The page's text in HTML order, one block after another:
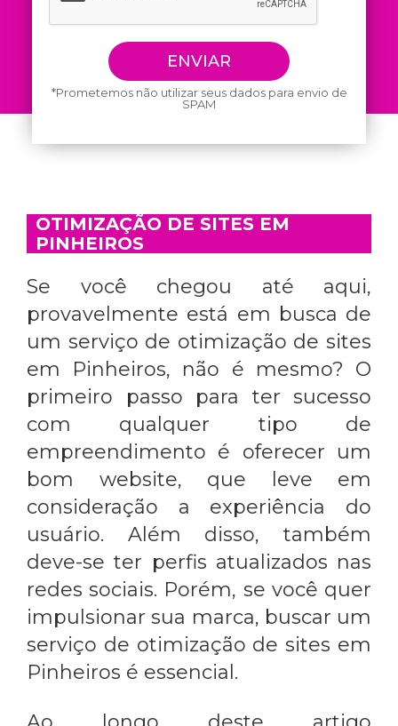
*Prometemos não utilizar seus dados para envio de
SPAM
OTIMIZAÇÃO DE SITES EM
PINHEIROS
Se você chegou até aqui,
provavelmente está em busca de
um serviço de otimização de sites
em Pinheiros, não é mesmo? O
primeiro passo para ter sucesso
com qualquer tipo de
empreendimento é oferecer um
bom website, que leve em
consideração a experiência do
usuário. Além disso, também
deve-se ter perfis atualizados nas
redes sociais. Porém, se você quer
impulsionar sua marca, buscar um
serviço de otimização de sites em
Pinheiros é essencial.